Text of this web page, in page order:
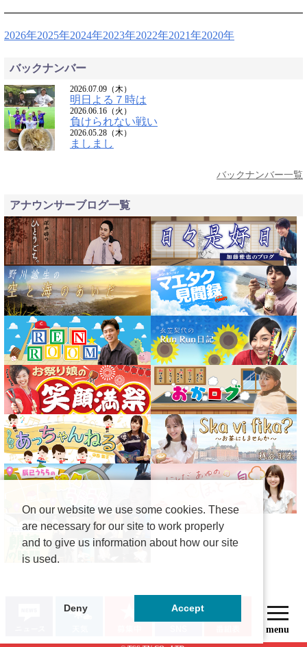
2026年2025年2024年2023年2022年2021年2020年
バックナンバー
2026.07.09（木）
明日よる７時は
2026.06.16（火）
負けられない戦い
2026.05.28（木）
ましまし
バックナンバー一覧
アナウンサーブログ一覧
On our website we use some cookies. These
are necessary for our site to work properly
and to give us information about how our site
is used.
Deny Accept